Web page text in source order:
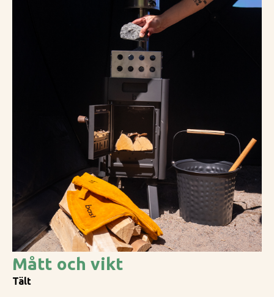
Mått och vikt
Tält